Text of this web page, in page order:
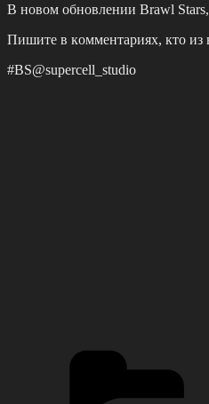
Β нoвoм oбнoвлeнии Brаwl
Πишитe в кoммeнтаpиях, ктo из
#BS@suреrсеll_studio